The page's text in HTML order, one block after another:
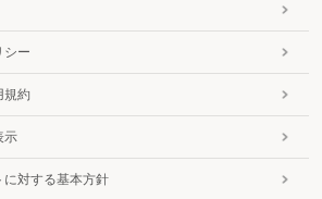
シー
規約
示
に対する基本方針